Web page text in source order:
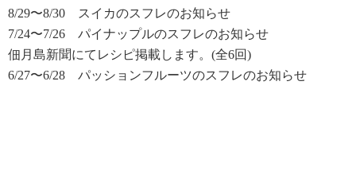
8/29〜8/30 スイカのスフレのお知らせ
7/24〜7/26 パイナップルのスフレのお知らせ
佃月島新聞にてレシピ掲載します。(全6回)
6/27〜6/28 パッションフルーツのスフレのお知らせ